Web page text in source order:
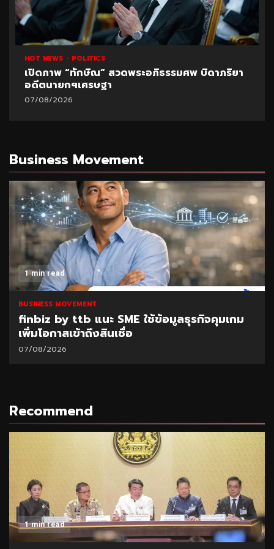
HOT NEWS POLITICS
เปิดภาพ “ทักษิณ” สวดพระอภิธรรมศพ บิดาภริยา
อดีตนายกฯเศรษฐา
07/08/2026
Business Movement
1 min read
BUSINESS MOVEMENT
finbiz by ttb แนะ SME ใช้ข้อมูลธุรกิจคุมเกม
เพิ่มโอกาสเข้าถึงสินเชื่อ
07/08/2026
Recommend
1 min read